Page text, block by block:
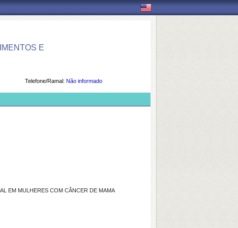
E
Telefone/Ramal: Não informado
EM MULHERES COM CÂNCER DE MAMA